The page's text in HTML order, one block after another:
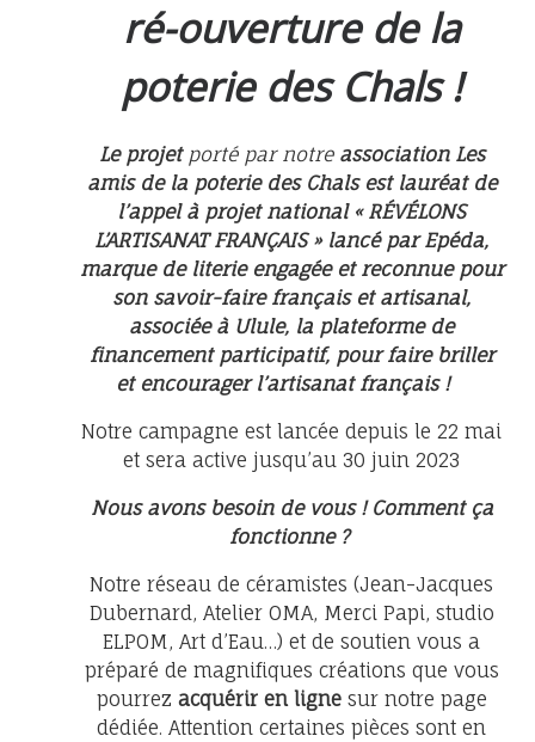
ré-ouverture de la
poterie des Chals !
Le projet porté par notreassociation Les
amis de la poterie des Chals est lauréat de
l’appel à projet national « RÉVÉLONS
L’ARTISANAT FRANÇAIS » lancé par Epéda,
marque de literie engagée et reconnue pour
son savoir-faire français et artisanal,
associée à Ulule, la plateforme de
financement participatif, pour faire briller
et encourager l’artisanat français !
Notre campagne est lancée depuis le 22 mai
et sera active jusqu’au 30 juin 2023
Nous avons besoin de vous ! Comment ça
fonctionne ?
Notre réseau de céramistes (Jean-Jacques
Dubernard, Atelier OMA, Merci Papi, studio
ELPOM, Art d’Eau…) et de soutien vous a
préparé de magnifiques créations que vous
pourrez acquérir en lignesur notre page
dédiée. Attention certaines pièces sont en